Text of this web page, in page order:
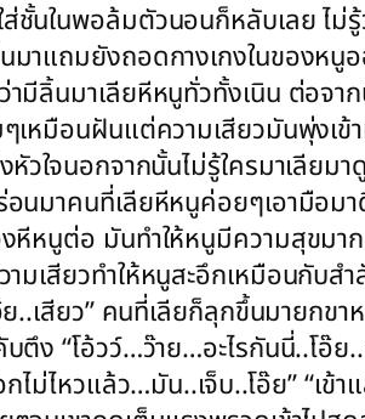
นในพอล้มตัวนอนก็หลับเลย ไม่
าแถมยังถอดกางเกงในของห
มีลิ้นมาเลียหีหนูทั่วทั้งเนิน ต่อ
หมือนฝันแต่ความเสียวมันพุ่งเ
หัวใจนอกจากนั้นไม่รู้ใครมาเลี
นมาคนที่เลียหีหนูค่อยๆเอามือม
หีหนูต่อ มันทำให้หนูมีความสุขม
มเสียวทำให้หนูสะอึกเหมือนกับ
..เสียว” คนที่เลียก็ลุกขึ้นมายกข
ตึง “โอ้วว์…ว๊าย…อะไรกันนี่..โอ๊
กไม่ไหวแล้ว…มัน..เจ็บ..โอ๊ย” “